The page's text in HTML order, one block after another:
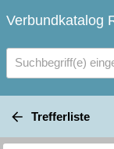
Verbundkatalog
Suchbegriff(e)
Trefferliste